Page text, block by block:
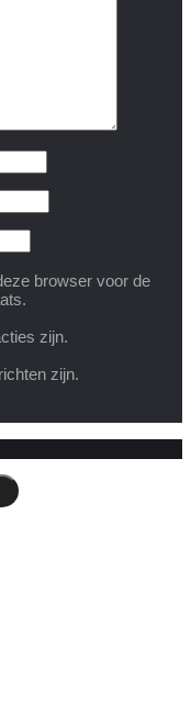
browser voor de
zijn.
zijn.